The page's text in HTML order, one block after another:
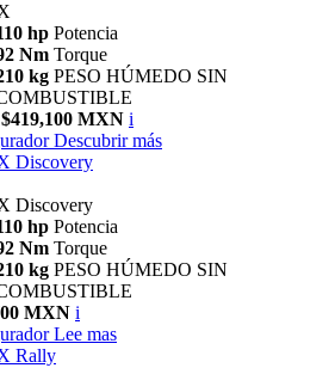
hp Potencia
Nm Torque
kg PESO HÚMEDO SIN
$419,100 MXN i
Descubrir más
Discovery
Discovery
hp Potencia
Nm Torque
kg PESO HÚMEDO SIN
MXN i
Lee mas
Rally